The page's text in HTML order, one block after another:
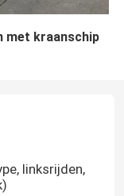
met kraanschip
linksrijden,